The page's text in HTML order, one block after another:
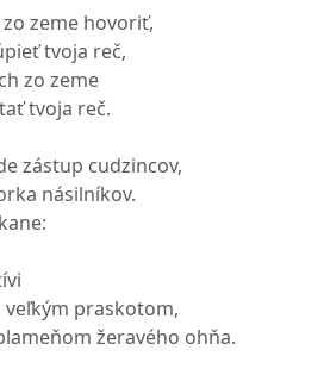
zeme hovoriť,
tvoja reč,
zo zeme
tvoja reč.
zástup cudzincov,
násilníkov.
praskotom,
žeravého ohňa.